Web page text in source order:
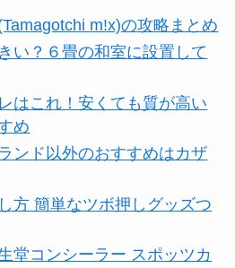
m!x)の攻略まとめ
い？６畳の和室に設置して
はこれ！安くても質が高い
め
ンド以外のおすすめはカザ
方 簡単なツボ押しグッズつ
堂コンシーラー スポッツカ